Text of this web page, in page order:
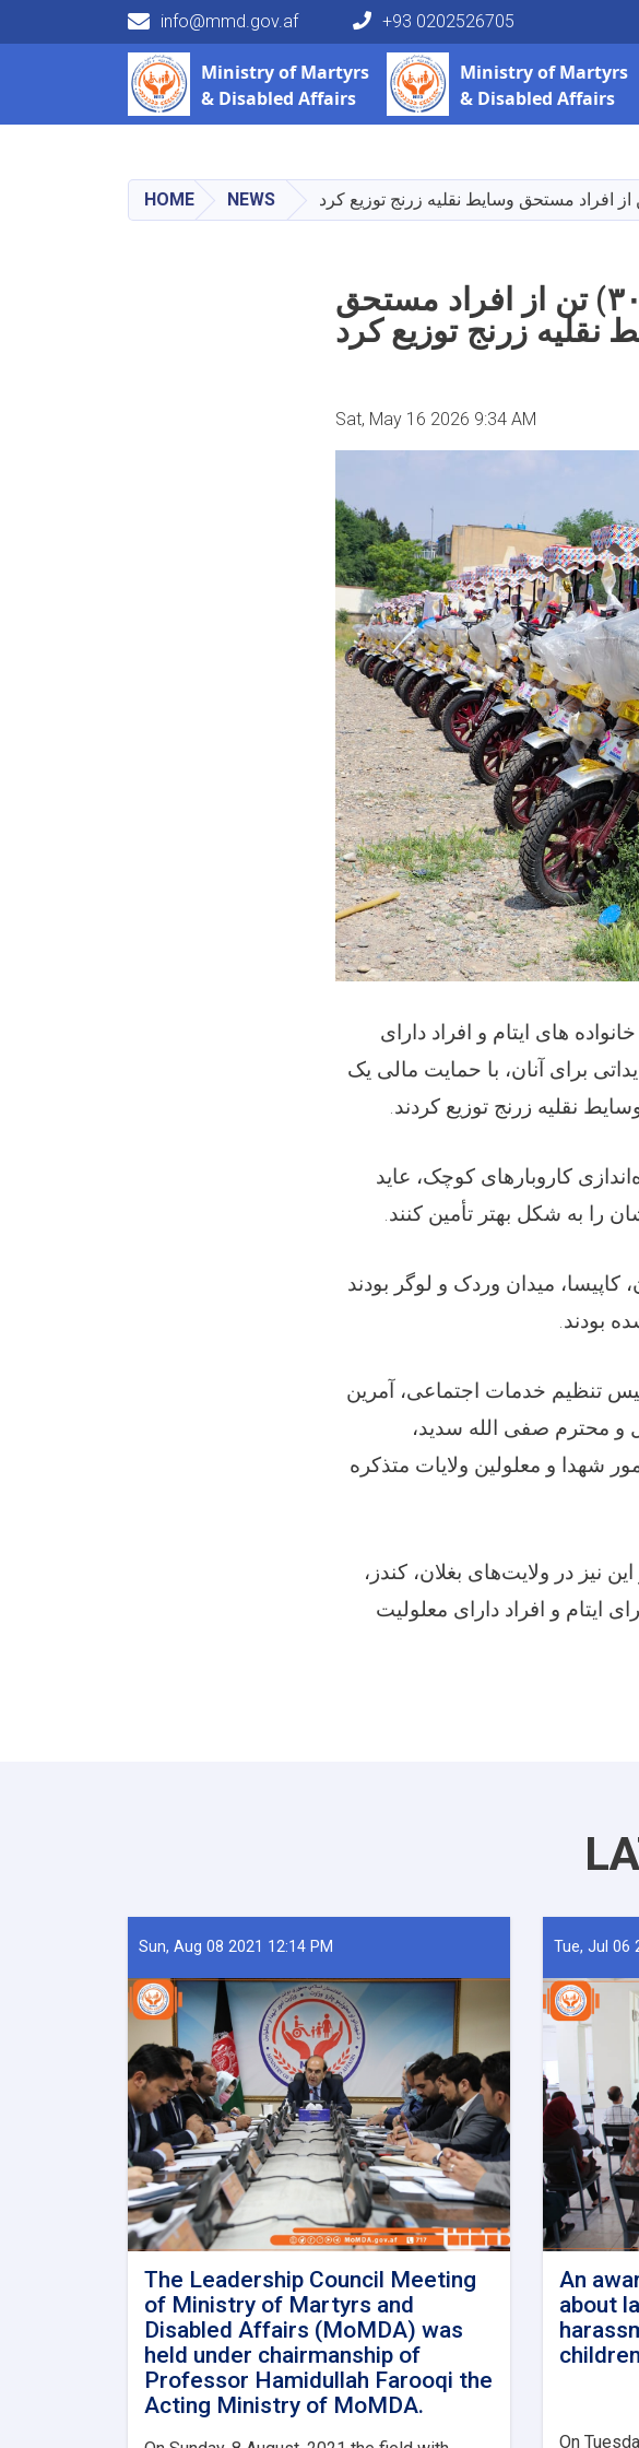
info@mmd.gov.af +93 0202526705
Ministry ofMartyrs
& Disabled Affairs
Main navigation Ministry ofMartyrs
& Disabled Affairs
HOME NEWS
وزارت امور شهداء و معلولین برای (۳۰) تن از افراد مستحق
نقلیه زرنج توزیع کرد
Sat, May 16 2026 9:34 AM
های ایتام و افراد دارای
برای آنان، با حمایت مالی یک
نقلیه زرنج توزیع کردند.
کاروبارهای کوچک، عاید
را به شکل بهتر تأمین کنند.
کاپیسا، میدان وردک و لوگر بودند
بودند.
تنظیم خدمات اجتماعی، آمرین
و محترم صفی الله سدید،
شهدا و معلولین ولایات متذکره
نیز در ولایت‌های بغلان، کندز،
ایتام و افراد دارای معلولیت
Sun, Aug 08 2021 12:14 PM
The Leadership Council Meeting
of Ministry of Martyrs and
Disabled Affairs (MoMDA) was
held under chairmanship of
Professor Hamidullah Farooqi the
Acting Ministry of MoMDA.
Tue, Jul 06
An
about
children
On